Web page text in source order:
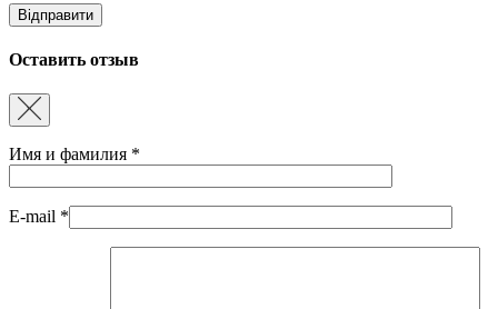
Оставить отзыв
Имя и фамилия *
E-mail *